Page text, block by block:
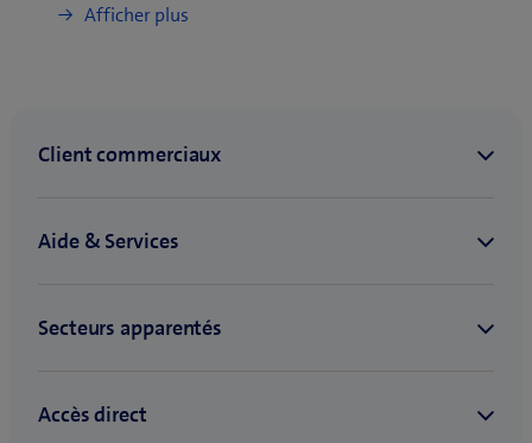
Afficher plus